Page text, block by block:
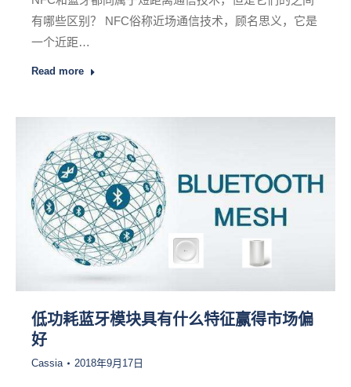
有哪些区别？ NFC俗称近场通信技术，顾名思义，它是
一个近距…
Read more
低功耗蓝牙模块具有什么特征赢得市场偏
好
Cassia 2018年9月17日